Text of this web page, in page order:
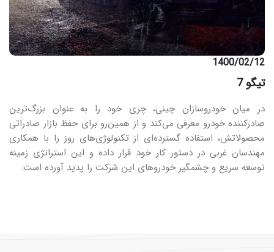
1400/02/12
تیگو 7
در میان خودروسازان چینی، چری خود را به عنوان بزرگ‌ترین
صادرکننده خودرو معرفی می‌کند و از همین‌رو برای حفظ بازار صادراتی
محصولاتش، استفاده گسترده‌ای از تکنولوژی‌های روز را با همکاری
مهندسان غربی در دستور کار خود قرار داده و این استراتژی زمینه
توسعه سریع و چشمگیر خودروهای این شرکت را پدید آورده است.